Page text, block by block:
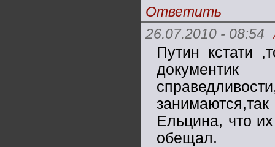
Ответить
26.07.2010 - 08:54
Путин кстати
Ельцина, что
обещал.